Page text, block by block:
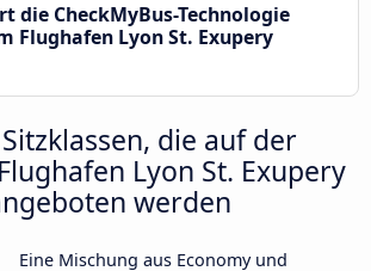
die CheckMyBus-Technologie
Flughafen Lyon St. Exupery
die auf der
Lyon St. Exupery
werden
Eine Mischung aus Economy und